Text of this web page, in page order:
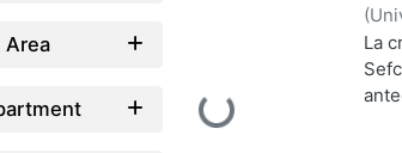
Area
Loading...
(
de
La